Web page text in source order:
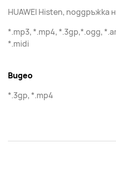
HUAWEI Histen, поддръжка
*.mp3, *.mp4, *.3gp,*.ogg,
*.midi
Видео
*.3gp, *.mp4